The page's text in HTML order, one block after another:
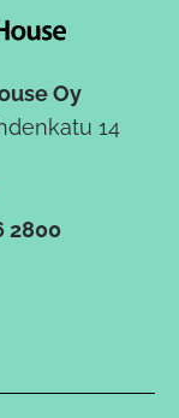
Oy
14
2800